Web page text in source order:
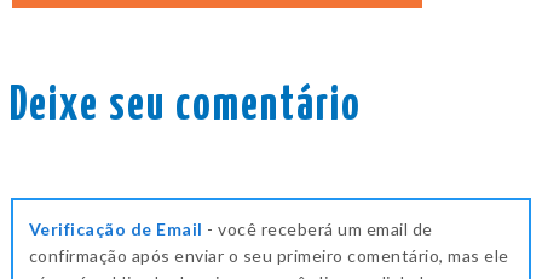
Deixe seu comentário
Verificação de Email - você receberá um email de
confirmação após enviar o seu primeiro comentário, mas ele